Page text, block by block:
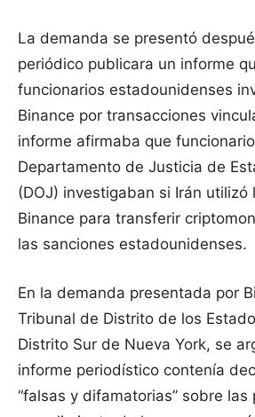
La demanda se presentó
periódico publicara un informe
funcionarios estadounidenses
Binance por transacciones
informe afirmaba que
Departamento de Justicia de
(DOJ) investigaban si Irán utilizó
Binance para transferir
las sanciones estadounidenses.
En la demanda presentada por
Tribunal de Distrito de los
Distrito Sur de Nueva York, se
informe periodístico contenía
“falsas y difamatorias” sobre las